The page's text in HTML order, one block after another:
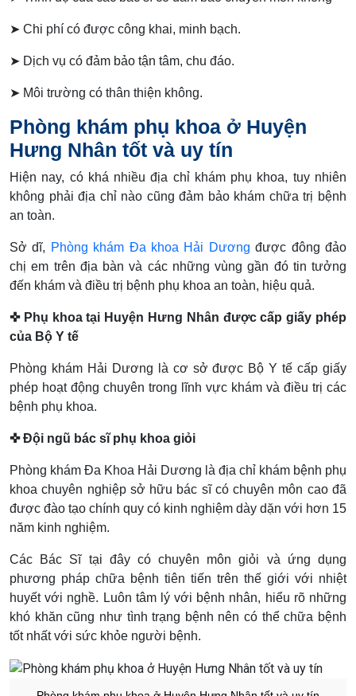
➤ Chi phí có được công khai, minh bạch.
➤ Dịch vụ có đảm bảo tận tâm, chu đáo.
➤ Môi trường có thân thiện không.
Phòng khám phụ khoa ở Huyện
Hưng Nhân tốt và uy tín
Hiện nay, có khá nhiều địa chỉ khám phụ khoa, tuy nhiên
không phải địa chỉ nào cũng đảm bảo khám chữa trị bệnh
an toàn.
Sở dĩ, Phòng khám Đa khoa Hải Dương được đông đảo
chị em trên địa bàn và các những vùng gần đó tin tưởng
đến khám và điều trị bệnh phụ khoa an toàn, hiệu quả.
✜ Phụ khoa tại Huyện Hưng Nhân được cấp giấy phép
của Bộ Y tế
Phòng khám Hải Dương là cơ sở được Bộ Y tế cấp giấy
phép hoạt động chuyên trong lĩnh vực khám và điều trị các
bệnh phụ khoa.
✜ Đội ngũ bác sĩ phụ khoa giỏi
Phòng khám Đa Khoa Hải Dương là địa chỉ khám bệnh phụ
khoa chuyên nghiệp sở hữu bác sĩ có chuyên môn cao đã
được đào tạo chính quy có kinh nghiệm dày dặn với hơn 15
năm kinh nghiệm.
Các Bác Sĩ tại đây có chuyên môn giỏi và ứng dụng
phương pháp chữa bệnh tiên tiến trên thế giới với nhiệt
huyết với nghề. Luôn tâm lý với bệnh nhân, hiểu rõ những
khó khăn cũng như tình trạng bệnh nên có thể chữa bệnh
tốt nhất với sức khỏe người bệnh.